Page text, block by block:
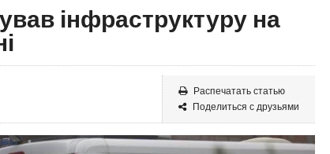
інфраструктуру на
Распечатать статью
Поделиться с друзьями